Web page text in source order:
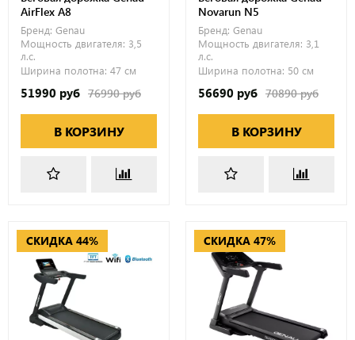
AirFlex A8
Бренд: Genau
Мощность двигателя: 3,5
л.с.
Ширина полотна: 47 см
51990 руб 76990 руб
В КОРЗИНУ
Novarun N5
Бренд: Genau
Мощность двигателя: 3,1
л.с.
Ширина полотна: 50 см
56690 руб 70890 руб
В КОРЗИНУ
СКИДКА 44% СКИДКА 47%